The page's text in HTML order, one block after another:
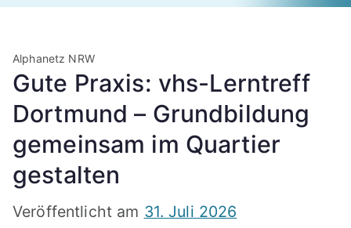
Alphanetz NRW
Gute Praxis: vhs-Lerntreff
Dortmund – Grundbildung
gemeinsam im Quartier
gestalten
Veröffentlicht am 31. Juli 2026